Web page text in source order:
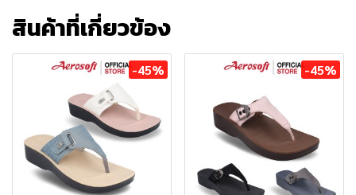
สินค้าที่เกี่ยวข้อง
-45% -45%